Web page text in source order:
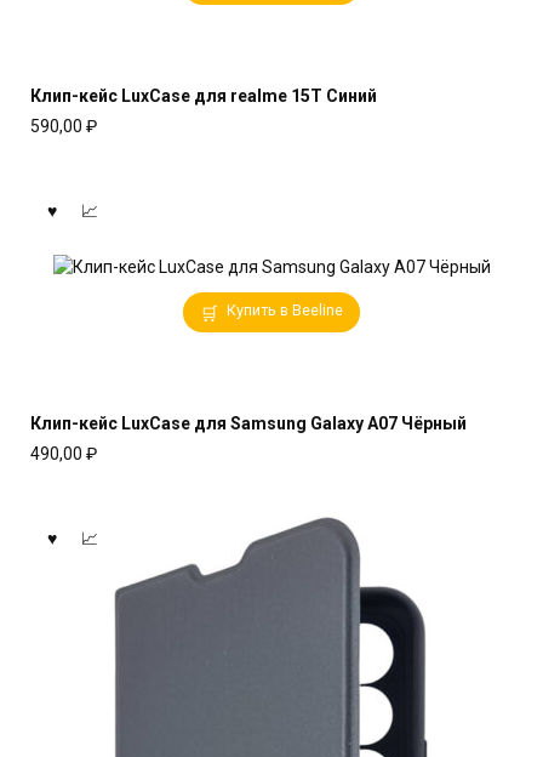
Клип-кейс LuxCase для realme 15T Синий
590,00 ₽
Купить в Beeline
Клип-кейс LuxCase для Samsung Galaxy A07 Чёрный
490,00 ₽